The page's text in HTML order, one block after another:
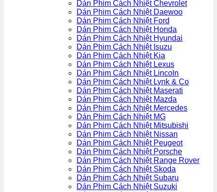
Dán Phim Cách Nhiệt Chevrolet
Dán Phim Cách Nhiệt Daewoo
Dán Phim Cách Nhiệt Ford
Dán Phim Cách Nhiệt Honda
Dán Phim Cách Nhiệt Hyundai
Dán Phim Cách Nhiệt Isuzu
Dán Phim Cách Nhiệt Kia
Dán Phim Cách Nhiệt Lexus
Dán Phim Cách Nhiệt Lincoln
Dán Phim Cách Nhiệt Lynk & Co
Dán Phim Cách Nhiệt Maserati
Dán Phim Cách Nhiệt Mazda
Dán Phim Cách Nhiệt Mercedes
Dán Phim Cách Nhiệt MG
Dán Phim Cách Nhiệt Mitsubishi
Dán Phim Cách Nhiệt Nissan
Dán Phim Cách Nhiệt Peugeot
Dán Phim Cách Nhiệt Porsche
Dán Phim Cách Nhiệt Range Rover
Dán Phim Cách Nhiệt Skoda
Dán Phim Cách Nhiệt Subaru
Dán Phim Cách Nhiệt Suzuki